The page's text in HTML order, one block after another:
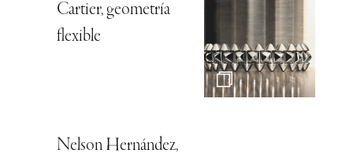
Cartier, geometría
flexible
Nelson Hernández,